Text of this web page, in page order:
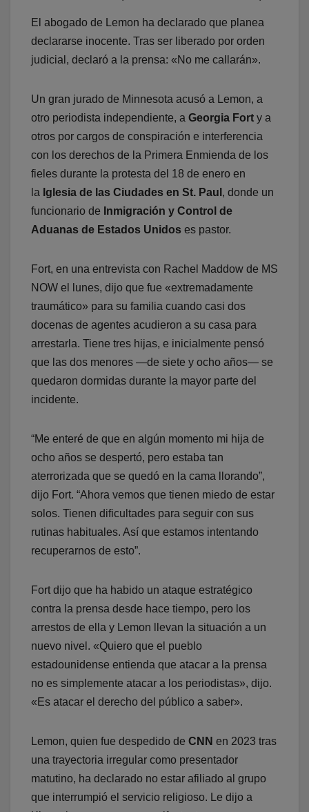
El abogado de Lemon ha declarado que planea
declararse inocente. Tras ser liberado por orden
judicial, declaró a la prensa: «No me callarán».
Un gran jurado de Minnesota acusó a Lemon, a
otro periodista independiente, a Georgia Fort y a
otros por cargos de conspiración e interferencia
con los derechos de la Primera Enmienda de los
fieles durante la protesta del 18 de enero en
la Iglesia de las Ciudades en St. Paul , donde un
funcionario de Inmigración y Control de
Aduanas de Estados Unidos es pastor.
Fort, en una entrevista con Rachel Maddow de MS
NOW el lunes, dijo que fue «extremadamente
traumático» para su familia cuando casi dos
docenas de agentes acudieron a su casa para
arrestarla. Tiene tres hijas, e inicialmente pensó
que las dos menores —de siete y ocho años— se
quedaron dormidas durante la mayor parte del
incidente.
“Me enteré de que en algún momento mi hija de
ocho años se despertó, pero estaba tan
aterrorizada que se quedó en la cama llorando”,
dijo Fort. “Ahora vemos que tienen miedo de estar
solos. Tienen dificultades para seguir con sus
rutinas habituales. Así que estamos intentando
recuperarnos de esto”.
Fort dijo que ha habido un ataque estratégico
contra la prensa desde hace tiempo, pero los
arrestos de ella y Lemon llevan la situación a un
nuevo nivel. «Quiero que el pueblo
estadounidense entienda que atacar a la prensa
no es simplemente atacar a los periodistas», dijo.
«Es atacar el derecho del público a saber».
Lemon, quien fue despedido de CNN en 2023 tras
una trayectoria irregular como presentador
matutino, ha declarado no estar afiliado al grupo
que interrumpió el servicio religioso. Le dijo a